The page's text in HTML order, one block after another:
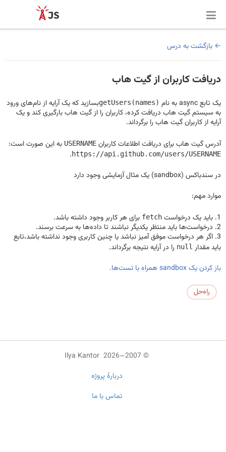
بازگشت به درس
دریافت کاربران از گیت هاب
یک تابع async به نام getUsers(names)بسازید که یک آرایه از نام‌های ورود
به سیستم گیت هاب دریافت کرده، کاربران را از گیت هاب بارگیری کند و یک
آرایه از کاربران گیت هاب را برگرداند.
آدرس گیت هاب برای دریافت اطلاعات کاربران USERNAME به این صورت است:
https://api.github.com/users/USERNAME
.
در سندباکس (sandbox) یک مثال آزمایشی وجود دارد
موارد مهم:
باید یک درخواست fetch برای هر کاربر وجود داشته باشد.
درخواست‌ها باید منتظر یکدیگر نباشند تا داده‌ها به سرعت برسند.
اگر هر درخواست موفق آمیز نباشد یا چنین کاربری وجود نداشته باشد،تابع
باید مقدار null را در آرایه نتیجه برگرداند.
باز کردن یک sandbox همراه با تست‌ها.
راه‌حل
© 2007—2026 Ilya Kantor
دربارهٔ پروژه
تماس با ما